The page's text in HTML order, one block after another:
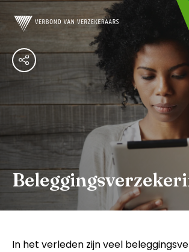
In het verleden zijn veel